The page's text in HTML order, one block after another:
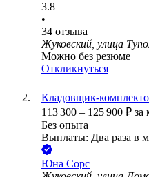
3.8
•
34 отзыва
Жуковский, улица
Можно без резюме
Откликнуться
Кладовщик-
113 300 – 125 900 ₽ за
Без опыта
Выплаты: Два раза в
Юна Сорс